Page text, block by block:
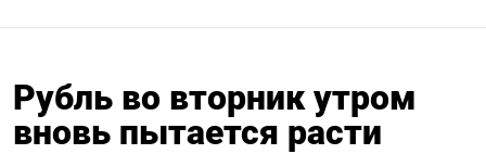
Рубль во вторник утром
вновь пытается расти